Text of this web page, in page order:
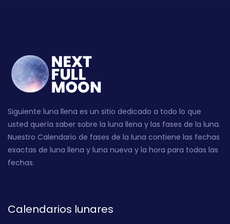
Siguiente luna llena es un sitio dedicado a todo lo que
usted quería saber sobre la luna llena y las fases de la luna.
Nuestro Calendario de fases de la luna contiene las fechas
exactas de luna llena y luna nueva y la hora para todas las
fechas.
Calendarios lunares